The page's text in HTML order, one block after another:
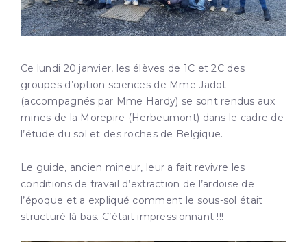
Ce lundi 20 janvier, les élèves de 1C et 2C des
groupes d’option sciences de Mme Jadot
(accompagnés par Mme Hardy) se sont rendus aux
mines de la Morepire (Herbeumont) dans le cadre de
l’étude du sol et des roches de Belgique.
Le guide, ancien mineur, leur a fait revivre les
conditions de travail d’extraction de l’ardoise de
l’époque et a expliqué comment le sous-sol était
structuré là bas. C’était impressionnant !!!